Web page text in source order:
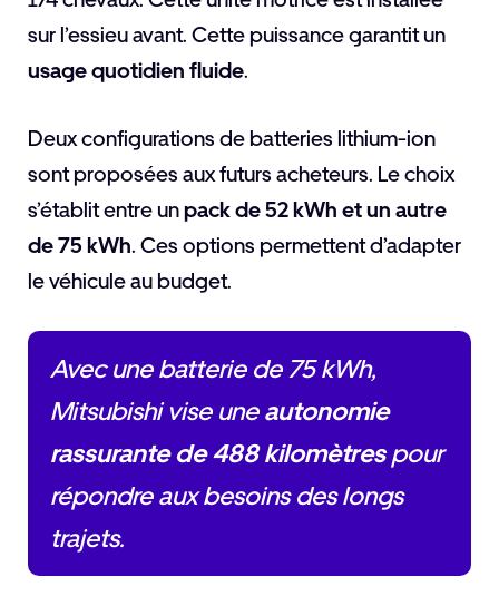
sur l’essieu avant. Cette puissance garantit un
usage quotidien fluide.
Deux configurations de batteries lithium-ion
sont proposées aux futurs acheteurs. Le choix
s’établit entre unpack de 52 kWh et un autre
de 75 kWh. Ces options permettent d’adapter
le véhicule au budget.
Avec une batterie de 75 kWh,
Mitsubishi vise uneautonomie
rassurante de 488 kilomètrespour
répondre aux besoins des longs
trajets.